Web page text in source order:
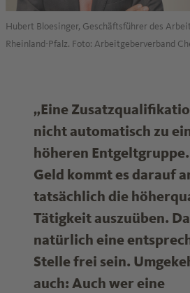
Hubert Bloesinger, Geschäftsführer des
Rheinland-Pfalz. Foto: Arbeitgeberverband
„Eine
nicht automatisch zu
höheren
Geld kommt es darauf
tatsächlich die
Tätigkeit auszuüben.
natürlich eine
Stelle frei sein.
auch: Auch wer eine